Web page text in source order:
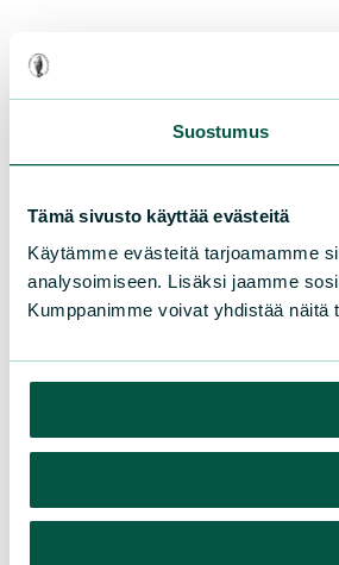
Suostumus
Tämä sivusto käyttää evästeitä
Käytämme evästeitä tarjoamamme
analysoimiseen. Lisäksi jaamme
Kumppanimme voivat yhdistää näitä